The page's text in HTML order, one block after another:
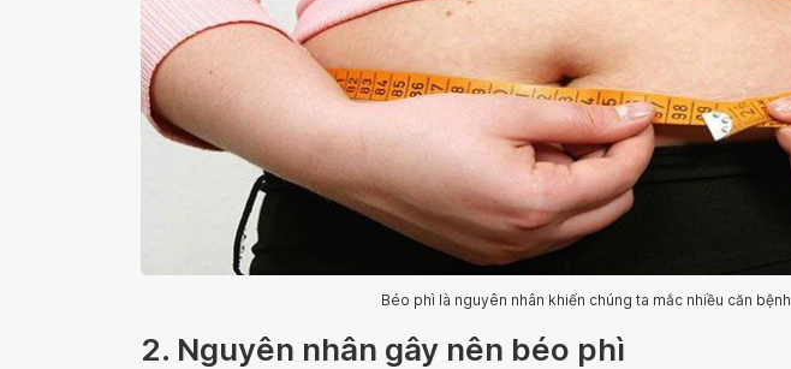
Béo phì là nguyên nhân khiến chúng ta mắc nhiều căn bệnh
2. Nguyên nhân gây nên béo phì